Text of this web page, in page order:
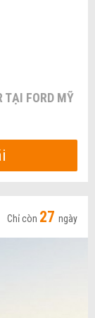
TẠI FORD MỸ
Chỉ còn 27 ngày